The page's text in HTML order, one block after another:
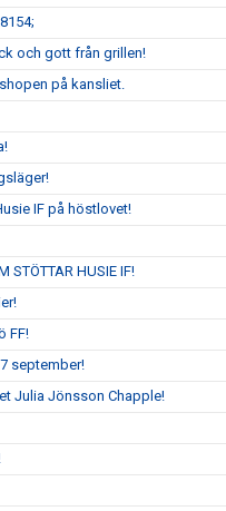
och gott från grillen!
på kansliet.
IF på höstlovet!
STÖTTAR HUSIE IF!
FF!
september!
Julia Jönsson Chapple!